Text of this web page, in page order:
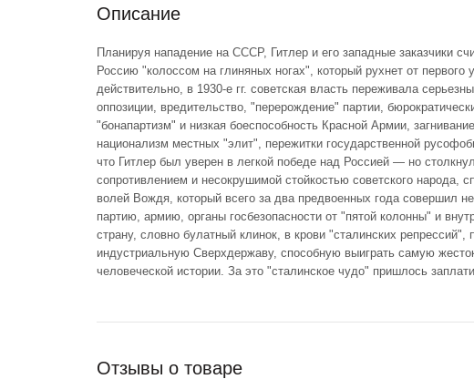
Описание
Планируя нападение на СССР, Гитлер и его западные заказчики
Россию "колоссом на глиняных ногах", который рухнет от первого
действительно, в 1930-е гг. советская власть переживала
оппозиции, вредительство, "перерождение" партии,
"бонапартизм" и низкая боеспособность Красной Армии,
национализм местных "элит", пережитки государственной
что Гитлер был уверен в легкой победе над Россией — но
сопротивлением и несокрушимой стойкостью советского народа,
волей Вождя, который всего за два предвоенных года совершил
партию, армию, органы госбезопасности от "пятой колонны" и
страну, словно булатный клинок, в крови "сталинских
индустриальную Сверхдержаву, способную выиграть самую
человеческой истории. За это "сталинское чудо" пришлось
Отзывы о товаре